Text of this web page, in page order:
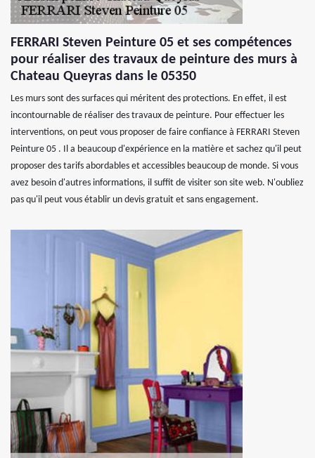
FERRARI Steven Peinture 05 et ses compétences
pour réaliser des travaux de peinture des murs à
Chateau Queyras dans le 05350
Les murs sont des surfaces qui méritent des protections. En effet, il est
incontournable de réaliser des travaux de peinture. Pour effectuer les
interventions, on peut vous proposer de faire confiance à FERRARI Steven
Peinture 05 . Il a beaucoup d'expérience en la matière et sachez qu'il peut
proposer des tarifs abordables et accessibles beaucoup de monde. Si vous
avez besoin d'autres informations, il suffit de visiter son site web. N'oubliez
pas qu'il peut vous établir un devis gratuit et sans engagement.